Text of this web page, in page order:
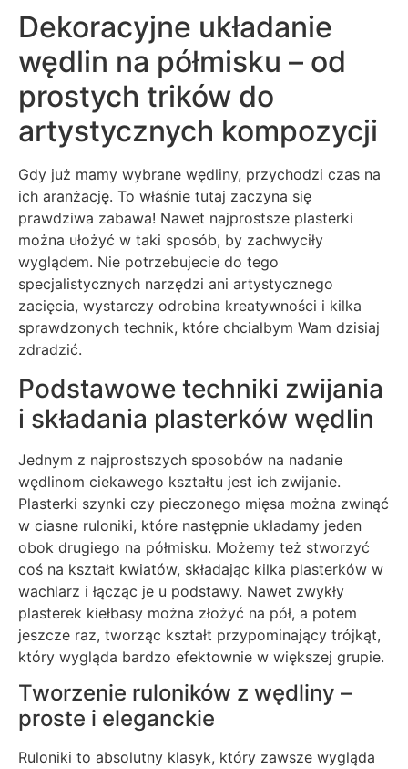
Dekoracyjne układanie
wędlin na półmisku – od
prostych trików do
artystycznych kompozycji
Gdy już mamy wybrane wędliny, przychodzi czas na
ich aranżację. To właśnie tutaj zaczyna się
prawdziwa zabawa! Nawet najprostsze plasterki
można ułożyć w taki sposób, by zachwyciły
wyglądem. Nie potrzebujecie do tego
specjalistycznych narzędzi ani artystycznego
zacięcia, wystarczy odrobina kreatywności i kilka
sprawdzonych technik, które chciałbym Wam dzisiaj
zdradzić.
Podstawowe techniki zwijania
i składania plasterków wędlin
Jednym z najprostszych sposobów na nadanie
wędlinom ciekawego kształtu jest ich zwijanie.
Plasterki szynki czy pieczonego mięsa można zwinąć
w ciasne ruloniki, które następnie układamy jeden
obok drugiego na półmisku. Możemy też stworzyć
coś na kształt kwiatów, składając kilka plasterków w
wachlarz i łącząc je u podstawy. Nawet zwykły
plasterek kiełbasy można złożyć na pół, a potem
jeszcze raz, tworząc kształt przypominający trójkąt,
który wygląda bardzo efektownie w większej grupie.
Tworzenie ruloników z wędliny –
proste i eleganckie
Ruloniki to absolutny klasyk, który zawsze wygląda